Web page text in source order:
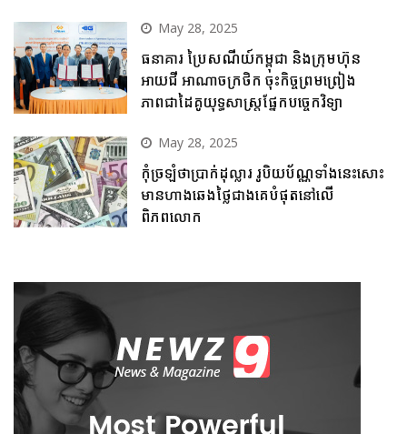
May 28, 2025
ធនាគារ ប្រៃសណីយ៍កម្ពុជា និងក្រុមហ៊ុន
អាយជី អាណាចក្រថិក ចុះកិច្ចព្រមព្រៀង
ភាពជាដៃគូយុទ្ធសាស្ត្រផ្នែកបច្ចេកវិទ្យា
May 28, 2025
កុំច្រឡំថាប្រាក់ដុល្លារ រូបិយប័ណ្ណទាំងនេះសោះ
មានហាងឆេងថ្លៃជាងគេបំផុតនៅលើ
ពិភពលោក